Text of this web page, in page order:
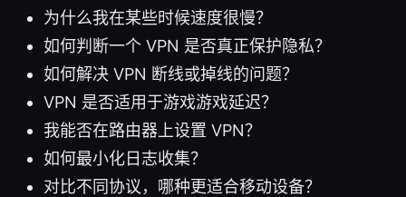
为什么我在某些时候速度很慢？
如何判断一个 VPN 是否真正保护隐私？
如何解决 VPN 断线或掉线的问题？
VPN 是否适用于游戏游戏延迟？
我能否在路由器上设置 VPN？
如何最小化日志收集？
对比不同协议，哪种更适合移动设备？